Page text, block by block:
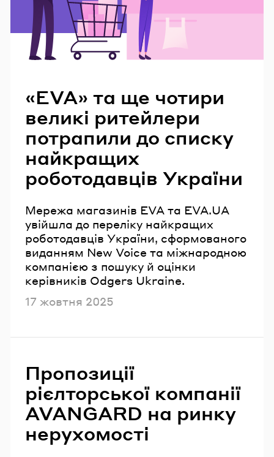
«EVA» та ще чотири
великі ритейлери
потрапили до списку
найкращих
роботодавців України
Мережа магазинів EVA та EVA.UA
увійшла до переліку найкращих
роботодавців України, сформованого
виданням New Voice та міжнародною
компанією з пошуку й оцінки
керівників Odgers Ukraine.
Опубліковано
17 жовтня 2025
Пропозиції
рієлторської компанії
AVANGARD на ринку
нерухомості